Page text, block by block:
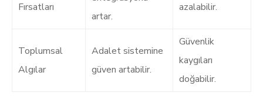
Fırsatları
artar.
azalabilir.
Toplumsal
Algılar
Adalet sistemine
güven artabilir.
Güvenlik
kaygıları
doğabilir.